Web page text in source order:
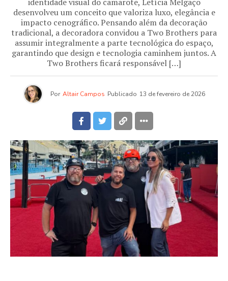
desenvolveu um conceito que valoriza luxo, elegância e
impacto cenográfico. Pensando além da decoração
tradicional, a decoradora convidou a Two Brothers para
assumir integralmente a parte tecnológica do espaço,
garantindo que design e tecnologia caminhem juntos. A
Two Brothers ficará responsável […]
Por Altair Campos Publicado 13 de fevereiro de 2026